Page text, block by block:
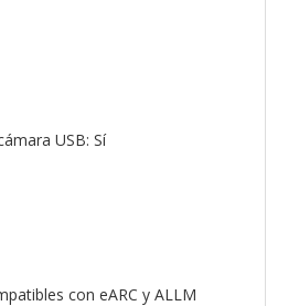
USB: Sí
con eARC y ALLM